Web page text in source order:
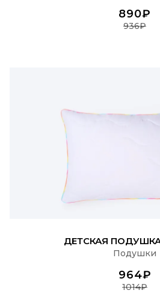
890₽
936₽
ДЕТСКАЯ
Подушки
964₽
1014₽